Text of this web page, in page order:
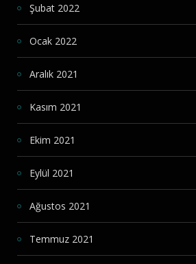
Şubat 2022
Ocak 2022
Aralık 2021
Kasım 2021
Ekim 2021
Eylül 2021
Ağustos 2021
Temmuz 2021